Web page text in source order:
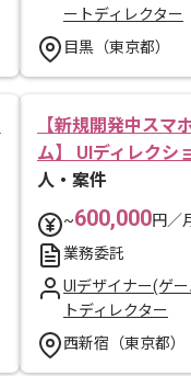
ートディレクター
目黒（東京都）
【新規開発中スマ
ム】 UIディレクシ
人・案件
~600,000円／
業務委託
UIデザイナー(ゲ
トディレクター
西新宿（東京都）